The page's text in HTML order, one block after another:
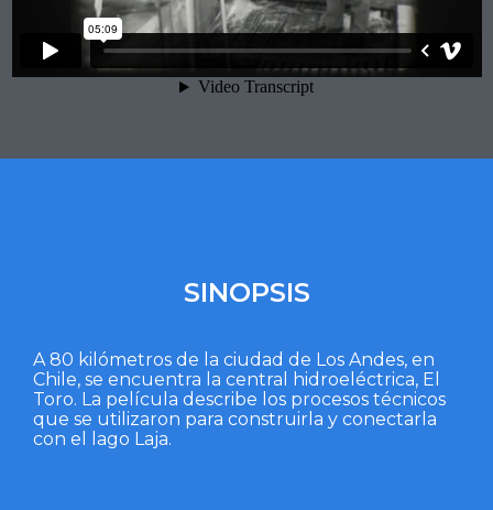
SINOPSIS
A 80 kilómetros de la ciudad de Los Andes, en
Chile, se encuentra la central hidroeléctrica, El
Toro. La película describe los procesos técnicos
que se utilizaron para construirla y conectarla
con el lago Laja.